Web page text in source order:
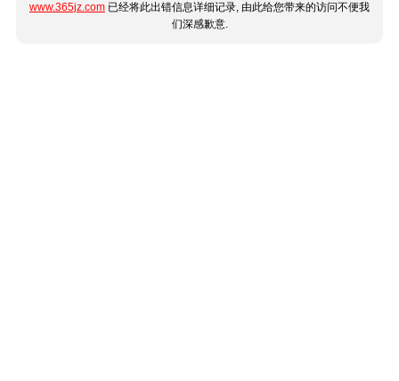
www.365jz.com 已经将此出错信息详细记录, 由此给您带来的访问不便我
们深感歉意.